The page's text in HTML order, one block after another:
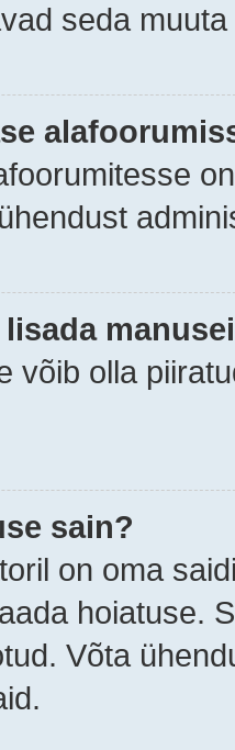
seda
lisada
võib olla
sain?
on oma
hoiatuse.
Võta